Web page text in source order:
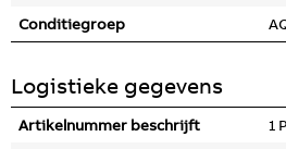
Conditiegroep
Logistieke gegevens
Artikelnummer beschrijft
1